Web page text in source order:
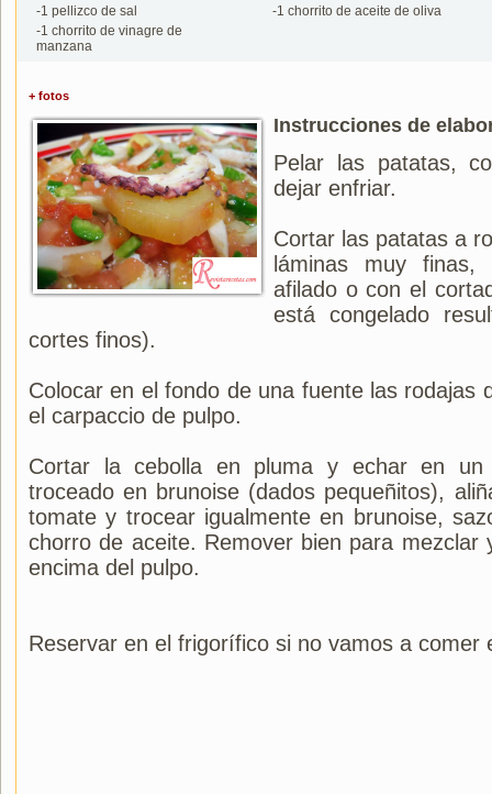
-1 pellizco de sal -1 chorrito de aceite de oliva
-1 chorrito de vinagre de
manzana
+ fotos
Instrucciones de
Pelar las patatas,
dejar enfriar.
Cortar las patatas a
láminas muy finas,
afilado o con el
está congelado
cortes finos).
Colocar en el fondo de una fuente las rodajas
el carpaccio de pulpo.
Cortar la cebolla en pluma y echar en un
troceado en brunoise (dados pequeñitos),
tomate y trocear igualmente en brunoise,
chorro de aceite. Remover bien para mezclar
encima del pulpo.
Reservar en el frigorífico si no vamos a comer